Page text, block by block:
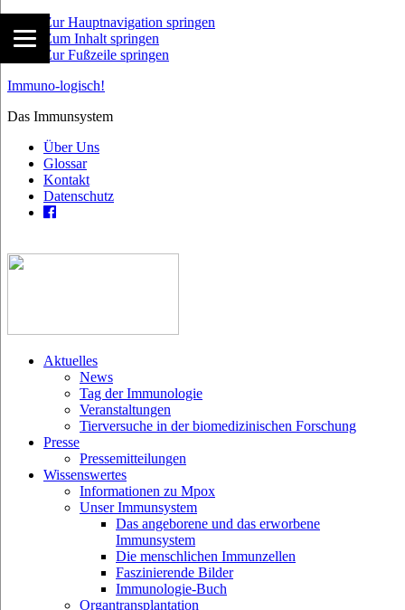
Zur Hauptnavigation springen
Zum Inhalt springen
Zur Fußzeile springen
Immuno-logisch!
Das Immunsystem
Über Uns
Glossar
Kontakt
Datenschutz
Aktuelles
News
Tag der Immunologie
Veranstaltungen
Tierversuche in der biomedizinischen Forschung
Presse
Pressemitteilungen
Wissenswertes
Informationen zu Mpox
Unser Immunsystem
Das angeborene und das erworbene
Immunsystem
Die menschlichen Immunzellen
Faszinierende Bilder
Immunologie-Buch
Organtransplantation